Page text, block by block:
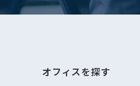
オフィスを探す